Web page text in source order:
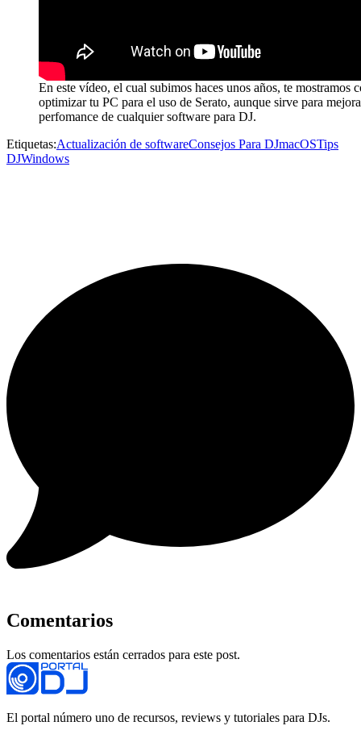
En este vídeo, el cual subimos haces unos años, te mostramos
optimizar tu PC para el uso de Serato, aunque sirve para
perfomance de cualquier software para DJ.
Etiquetas:Actualización de softwareConsejos Para DJmacOSTips
DJWindows
Comentarios
Los comentarios están cerrados para este post.
El portal número uno de recursos, reviews y tutoriales para DJs.